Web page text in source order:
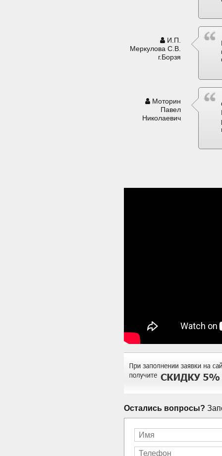
И.П.
Меркулова С.В.
г.Борзя
Моторин
Павел
Николаевич
Остались вопросы?